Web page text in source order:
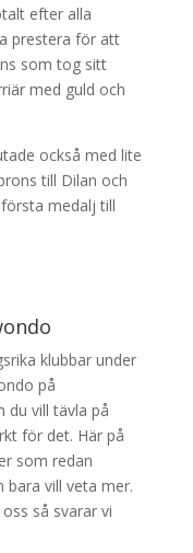
efter alla
prestera för att
som tog sitt
med guld och
också med lite
till Dilan och
medalj till
klubbar under
på
du vill tävla på
för det. Här på
som redan
vill veta mer.
så svarar vi